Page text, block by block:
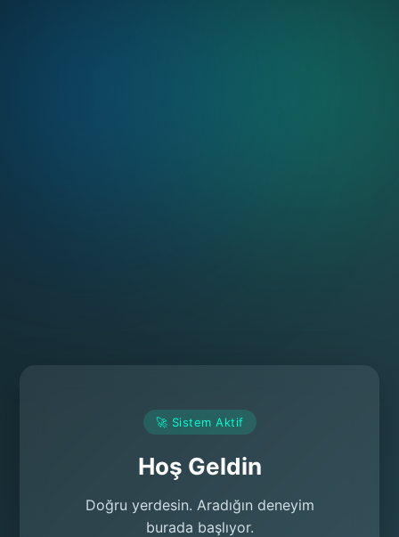
🚀 Sistem Aktif
Hoş Geldin
Doğru yerdesin. Aradığın deneyim
burada başlıyor.